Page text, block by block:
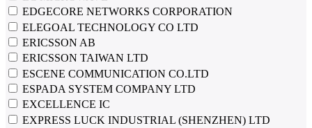
EDGECORE NETWORKS CORPORATION
ELEGOAL TECHNOLOGY CO LTD
ERICSSON AB
ERICSSON TAIWAN LTD
ESCENE COMMUNICATION CO.LTD
ESPADA SYSTEM COMPANY LTD
EXCELLENCE IC
EXPRESS LUCK INDUSTRIAL (SHENZHEN) LTD